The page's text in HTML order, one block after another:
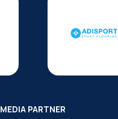
MEDIA PARTNER